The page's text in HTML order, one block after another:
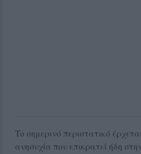
Το σημερινό περιστατικό
ανησυχία που επικρατεί ήδη